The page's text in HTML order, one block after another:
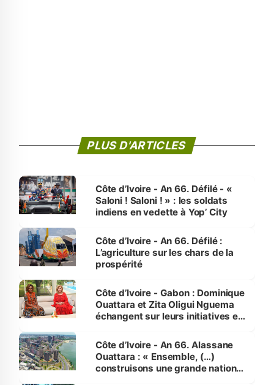
PLUS D'ARTICLES
Côte d’Ivoire - An 66. Défilé - «
Saloni ! Saloni ! » : les soldats
indiens en vedette à Yop’ City
Côte d’Ivoire - An 66. Défilé :
L’agriculture sur les chars de la
prospérité
Côte d’Ivoire - Gabon : Dominique
Ouattara et Zita Oligui Nguema
échangent sur leurs initiatives en
enfants
Côte d’Ivoire - An 66. Alassane
Ouattara : « Ensemble, (…)
construisons une grande nation